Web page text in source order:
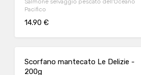
Salmone selvaggio pescato dell'Oceano
Pacifico
14.90 €
Scorfano mantecato Le Delizie -
200g